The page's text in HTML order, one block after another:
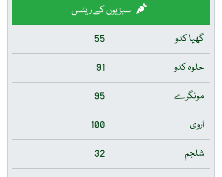
سبزیوں کے ریٹس
گھیا کدو
55
حلوہ کدو
91
مونگرے
95
اروی
100
شلجم
32